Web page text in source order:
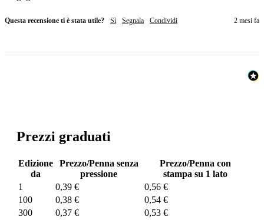
Questa recensione ti è stata utile? Sì Segnala Condividi 2 mesi fa
Prezzi graduati
Edizione
da
Prezzo/Penna senza
pressione
Prezzo/Penna con
stampa su 1 lato
1
0,39 €
0,56 €
100
0,38 €
0,54 €
300
0,37 €
0,53 €